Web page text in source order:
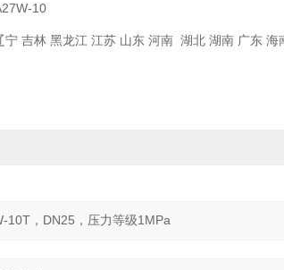
10
吉林 黑龙江 江苏 山东 河南 湖北 湖南 广东